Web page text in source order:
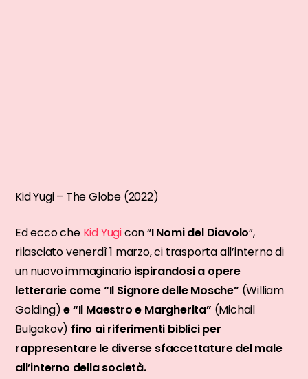
Kid Yugi – The Globe (2022)
Ed ecco cheKid Yugicon “I Nomi del Diavolo”,
rilasciato venerdì 1 marzo, ci trasporta all’interno di
un nuovo immaginario ispirandosi a opere
letterarie come “Il Signore delle Mosche” (William
Golding)e “Il Maestro e Margherita” (Michail
Bulgakov) fino ai riferimenti biblici per
rappresentare le diverse sfaccettature del male
all’interno della società.